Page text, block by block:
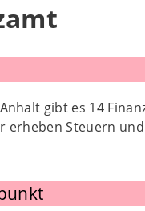
gibt es 14
erheben Steuern